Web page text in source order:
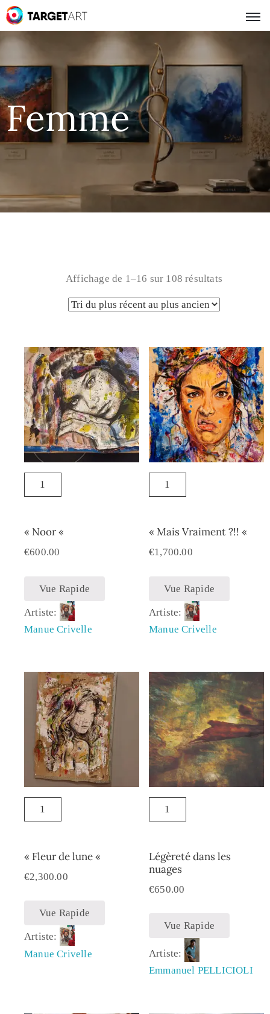
Femme
Affichage de 1–16 sur 108 résultats
« Noor «
€600.00
Vue Rapide
Artiste:
Manue Crivelle
« Mais Vraiment ?!! «
€1,700.00
Vue Rapide
Artiste:
Manue Crivelle
« Fleur de lune «
€2,300.00
Vue Rapide
Artiste:
Manue Crivelle
Légèreté dans les
nuages
€650.00
Vue Rapide
Artiste:
Emmanuel PELLICIOLI